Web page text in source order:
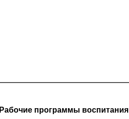
Рабочие программы воспитания